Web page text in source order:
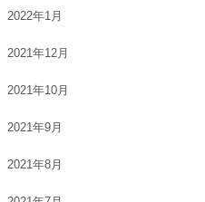
2022年1月
2021年12月
2021年10月
2021年9月
2021年8月